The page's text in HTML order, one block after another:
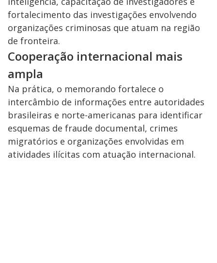
fortalecimento das investigações envolvendo
organizações criminosas que atuam na região
de fronteira.
Cooperação internacional mais
ampla
Na prática, o memorando fortalece o
intercâmbio de informações entre autoridades
brasileiras e norte-americanas para identificar
esquemas de fraude documental, crimes
migratórios e organizações envolvidas em
atividades ilícitas com atuação internacional.